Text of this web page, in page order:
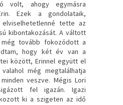
volt, ahogy egymásra
Ezek a gondolataik,
tette az
kibontakozását. A váltott
tovább fokozódott a
hogy két év van a
között, Erinnel együtt el
még megtalálhatja
veszve. Mégis Lori
fel igazán. Igazi
ki a szigeten az idő